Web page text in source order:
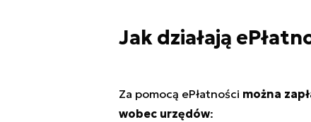
Jak działają
Za pomocą ePłatności można
wobec urzędów: